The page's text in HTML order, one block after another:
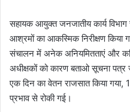
सहायक आयुक्त जनजातीय कार्य विभाग
आश्रमों का आकस्मिक निरीक्षण किया
संचालन में अनेक अनियमितताएं और
अधीक्षकों को कारण बताओ सूचना पत्र
एक दिन का वेतन राजसात किया गया,
प्रभाव से रोकी गई।